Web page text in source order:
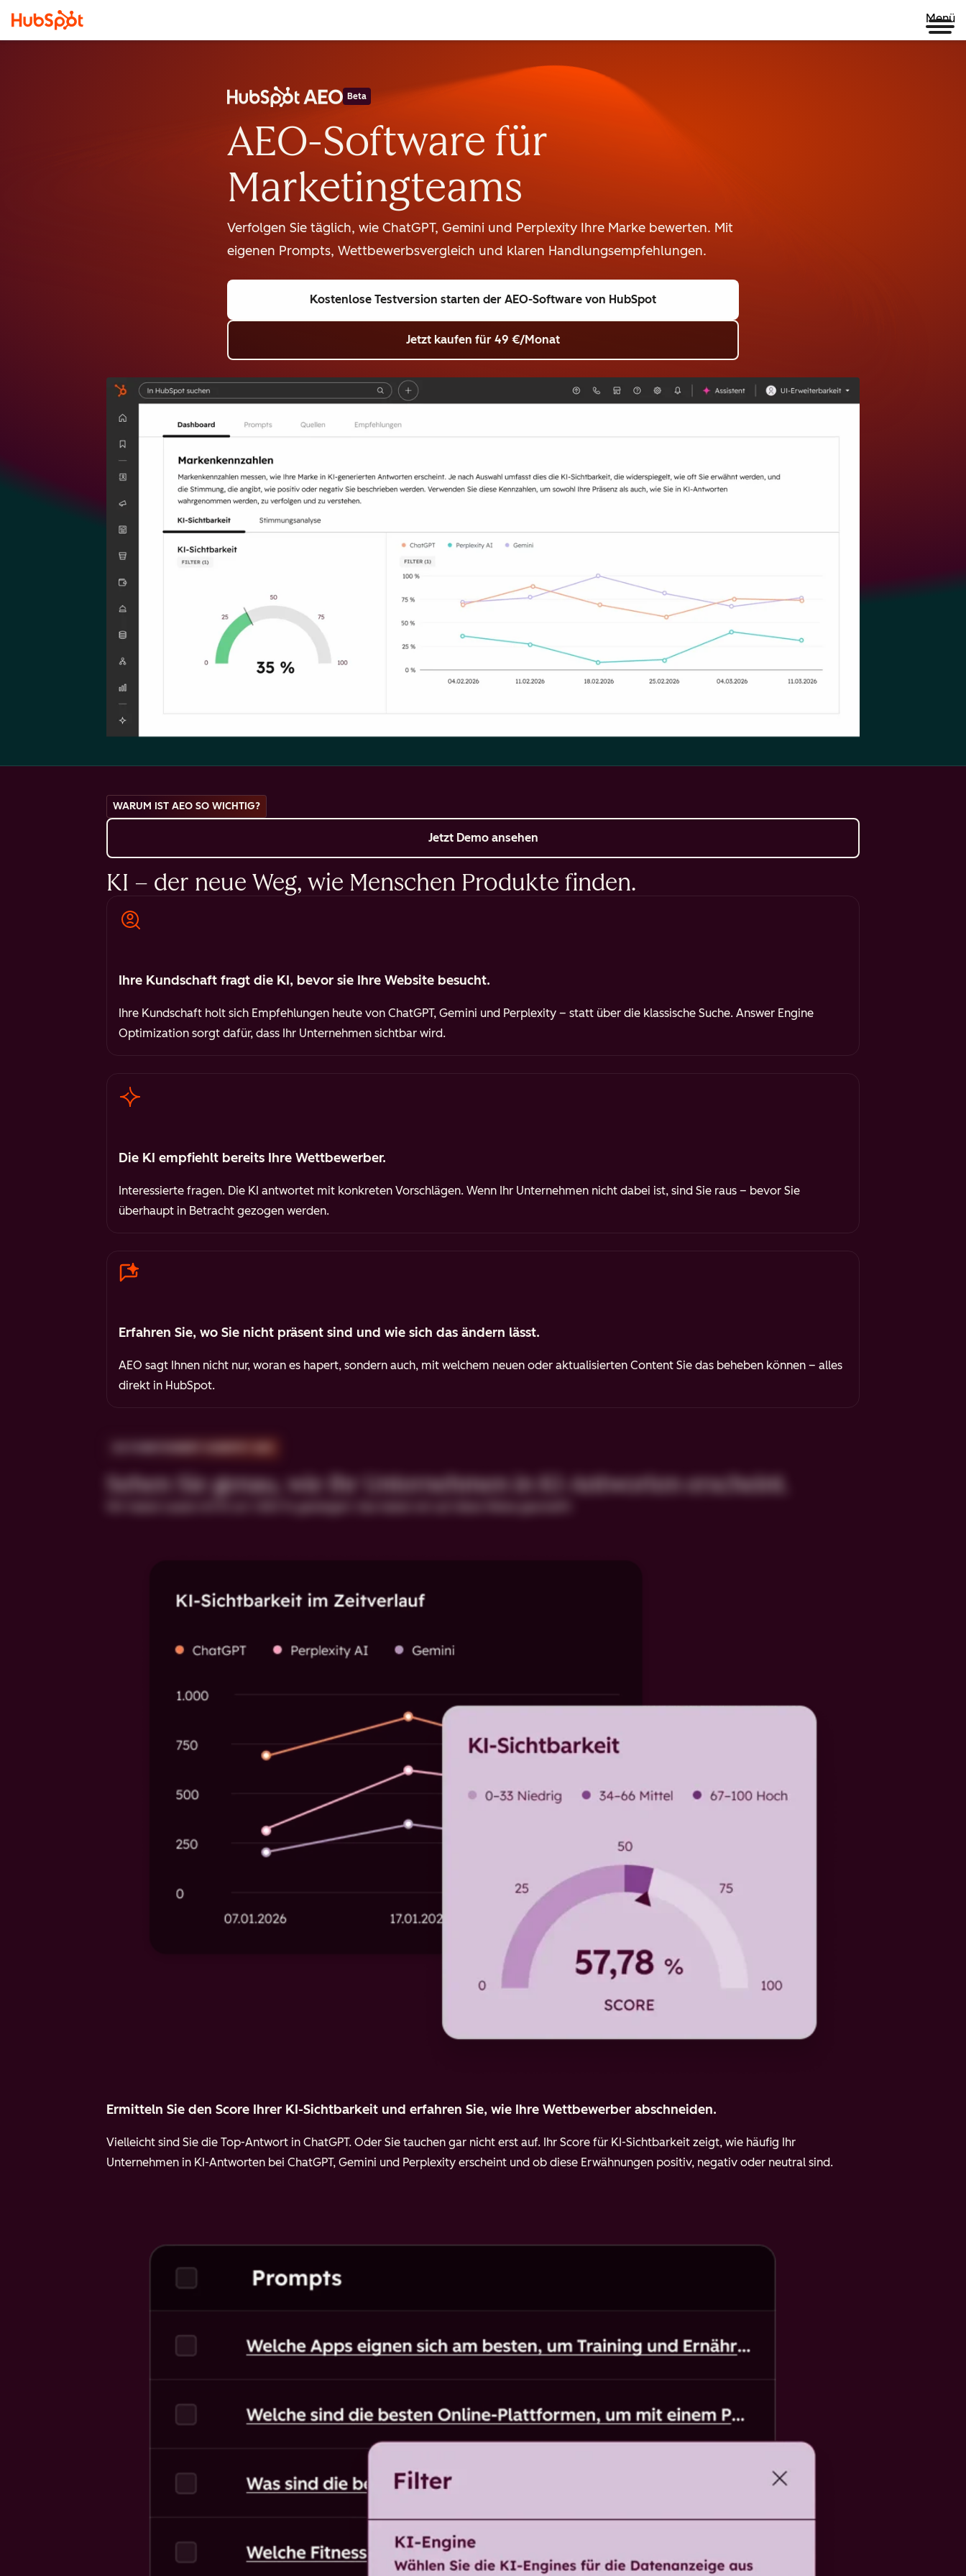
Menü
Beta
AEO-Software für
Marketingteams
Verfolgen Sie täglich, wie ChatGPT, Gemini und Perplexity Ihre Marke bewerten. Mit
eigenen Prompts, Wettbewerbsvergleich und klaren Handlungsempfehlungen.
Kostenlose Testversion starten der AEO-Software von HubSpot
Jetzt kaufen für 49 €/Monat
WARUM IST AEO SO WICHTIG?
Jetzt Demo ansehen
KI – der neue Weg, wie Menschen Produkte finden.
Ihre Kundschaft fragt die KI, bevor sie Ihre Website besucht.
Ihre Kundschaft holt sich Empfehlungen heute von ChatGPT, Gemini und Perplexity – statt über die klassische Suche. Answer Engine
Optimization sorgt dafür, dass Ihr Unternehmen sichtbar wird.
Die KI empfiehlt bereits Ihre Wettbewerber.
Interessierte fragen. Die KI antwortet mit konkreten Vorschlägen. Wenn Ihr Unternehmen nicht dabei ist, sind Sie raus – bevor Sie
überhaupt in Betracht gezogen werden.
Erfahren Sie, wo Sie nicht präsent sind und wie sich das ändern lässt.
AEO sagt Ihnen nicht nur, woran es hapert, sondern auch, mit welchem neuen oder aktualisierten Content Sie das beheben können – alles
direkt in HubSpot.
Sehen Sie genau, wie Ihr Unternehmen in KI-Antworten erscheint.
Ermitteln Sie den Score Ihrer KI-Sichtbarkeit und erfahren Sie, wie Ihre Wettbewerber abschneiden.
Vielleicht sind Sie die Top-Antwort in ChatGPT. Oder Sie tauchen gar nicht erst auf. Ihr Score für KI-Sichtbarkeit zeigt, wie häufig Ihr
Unternehmen in KI-Antworten bei ChatGPT, Gemini und Perplexity erscheint und ob diese Erwähnungen positiv, negativ oder neutral sind.